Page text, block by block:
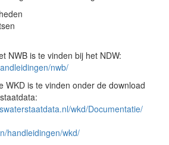
NWB is te vinden bij het NDW:
nwb/
WKD is te vinden onder de download
wkd/Documentatie/
handleidingen/wkd/